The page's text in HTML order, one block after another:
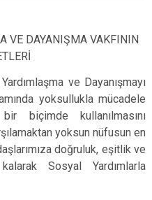
Marmara
Savaştepe
Sındırgı
Susurluk
Karesi
Altıeylül
DAYANIŞMA VAKFININ
ve Dayanışmayı
yoksullukla mücadele
biçimde kullanılmasını
yoksun nüfusun en
doğruluk, eşitlik ve
Sosyal Yardımlarla